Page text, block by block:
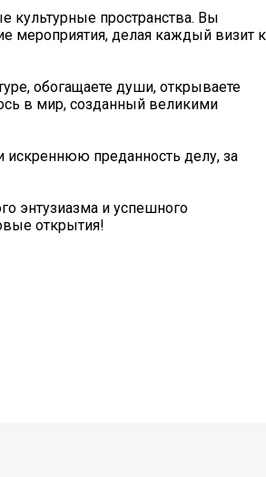
культурные пространства. Вы
мероприятия, делая каждый визит к
обогащаете души, открываете
в мир, созданный великими
искреннюю преданность делу, за
энтузиазма и успешного
открытия!